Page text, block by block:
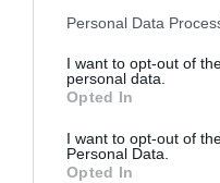
Please note that this
not limited to your visit or
grant or deny consent to
use your data for below
consent section.
Personal Data
I want to opt-out of
personal data.
Opted In
I want to opt-out of
Personal Data.
Opted In
kommenteket nem tudja
tartalmazzák.